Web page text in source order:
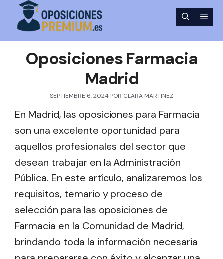
Saltar
contenido
Oposiciones Farmacia
Madrid
SEPTIEMBRE 6, 2024 POR CLARA MARTINEZ
En Madrid, las oposiciones para Farmacia
son una excelente oportunidad para
aquellos profesionales del sector que
desean trabajar en la Administración
Pública. En este artículo, analizaremos los
requisitos, temario y proceso de
selección para las oposiciones de
Farmacia en la Comunidad de Madrid,
brindando toda la información necesaria